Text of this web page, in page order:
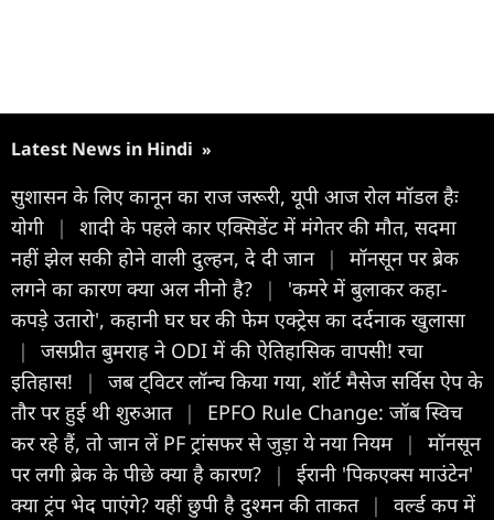
Latest News in Hindi »
सुशासन के लिए कानून का राज जरूरी, यूपी आज रोल मॉडल हैः
योगी
|
शादी के पहले कार एक्सिडेंट में मंगेतर की मौत, सदमा
नहीं झेल सकी होने वाली दुल्हन, दे दी जान |
मॉनसून पर ब्रेक
लगने का कारण क्या अल नीनो है?
|
'कमरे में बुलाकर कहा-
कपड़े उतारो', कहानी घर घर की फेम एक्ट्रेस का दर्दनाक खुलासा
|
जसप्रीत बुमराह ने ODI में की ऐतिहासिक वापसी! रचा
इतिहास!
|
जब ट्विटर लॉन्च किया गया, शॉर्ट मैसेज सर्विस ऐप के
तौर पर हुई थी शुरुआत |
EPFO Rule Change: जॉब स्विच
कर रहे हैं, तो जान लें PF ट्रांसफर से जुड़ा ये नया नियम
|
मॉनसून
पर लगी ब्रेक के पीछे क्या है कारण?
|
ईरानी 'पिकएक्स माउंटेन'
क्या ट्रंप भेद पाएंगे? यहीं छुपी है दुश्मन की ताकत |
वर्ल्ड कप में